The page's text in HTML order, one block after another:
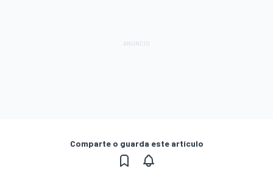
Comparte o guarda este artículo